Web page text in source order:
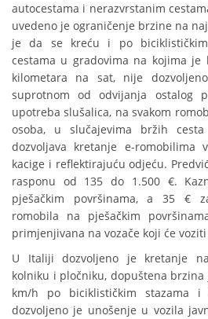
autocestama i nerazvrstanim
uvedeno je ograničenje brzine na
je da se kreću i po
cestama u gradovima na kojima je
kilometara na sat, nije
suprotnom od odvijanja ostalog
upotreba slušalica, na svakom
osoba, u slučajevima bržih
dozvoljava kretanje e-
kacige i reflektirajuću odjeću.
rasponu od 135 do 1.500 €.
pješačkim površinama, a 35 €
romobila na pješačkim
primjenjivana na vozače koji će
U Italiji dozvoljeno je kretanje
kolniku i pločniku, dopuštena
km/h po biciklističkim stazama
dozvoljeno je unošenje u vozila